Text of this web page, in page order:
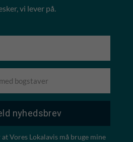
vi lever på.
at Vores Lokalavis må bruge mine